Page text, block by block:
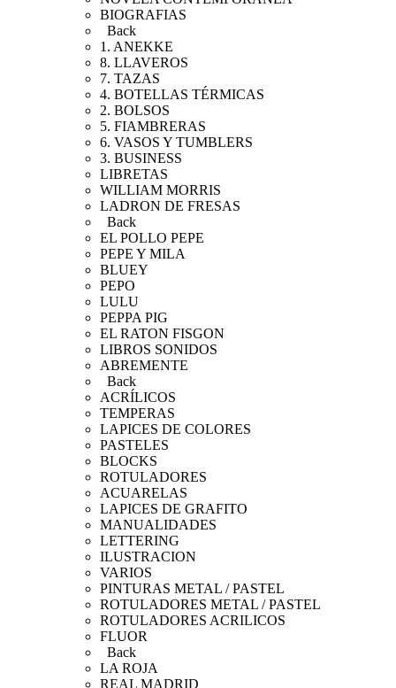
BIOGRAFIAS
Back
1. ANEKKE
8. LLAVEROS
7. TAZAS
4. BOTELLAS TÉRMICAS
2. BOLSOS
5. FIAMBRERAS
6. VASOS Y TUMBLERS
3. BUSINESS
LIBRETAS
WILLIAM MORRIS
LADRON DE FRESAS
Back
EL POLLO PEPE
PEPE Y MILA
BLUEY
PEPO
LULU
PEPPA PIG
EL RATON FISGON
LIBROS SONIDOS
ABREMENTE
Back
ACRÍLICOS
TEMPERAS
LAPICES DE COLORES
PASTELES
BLOCKS
ROTULADORES
ACUARELAS
LAPICES DE GRAFITO
MANUALIDADES
LETTERING
ILUSTRACION
VARIOS
PINTURAS METAL / PASTEL
ROTULADORES METAL / PASTEL
ROTULADORES ACRILICOS
FLUOR
Back
LA ROJA
REAL MADRID